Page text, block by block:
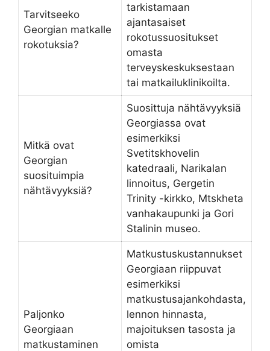
Tarvitseeko
Georgian matkalle
rokotuksia?
tarkistamaan
ajantasaiset
rokotussuositukset
omasta
terveyskeskuksestaan
tai matkailuklinikoilta.
Mitkä ovat
Georgian
suosituimpia
nähtävyyksiä?
Suosittuja nähtävyyksiä
Georgiassa ovat
esimerkiksi
Svetitskhovelin
katedraali, Narikalan
linnoitus, Gergetin
Trinity -kirkko, Mtskheta
vanhakaupunki ja Gori
Stalinin museo.
Paljonko
Georgiaan
matkustaminen
Matkustuskustannukset
Georgiaan riippuvat
esimerkiksi
matkustusajankohdasta,
lennon hinnasta,
majoituksen tasosta ja
omista